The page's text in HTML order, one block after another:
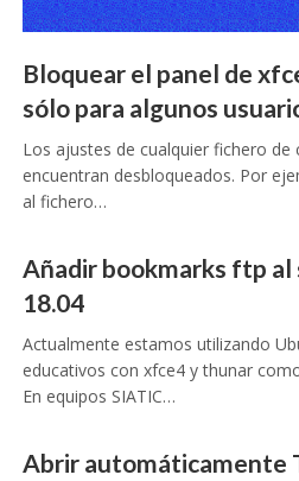
Bloquear el panel de
sólo para algunos
Los ajustes de cualquier fichero de
encuentran desbloqueados. Por
al fichero…
Añadir bookmarks ftp al
18.04
Actualmente estamos utilizando
educativos con xfce4 y thunar
En equipos SIATIC…
Abrir automáticamente